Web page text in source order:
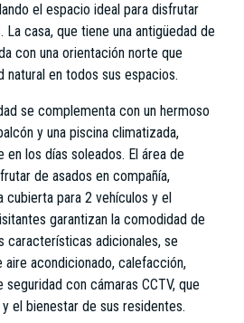
el espacio ideal para disfrutar
casa, que tiene una antigüedad de
con una orientación norte que
natural en todos sus espacios.
se complementa con un hermoso
y una piscina climatizada,
los días soleados. El área de
de asados en compañía,
cubierta para 2 vehículos y el
garantizan la comodidad de
características adicionales, se
acondicionado, calefacción,
con cámaras CCTV, que
el bienestar de sus residentes.